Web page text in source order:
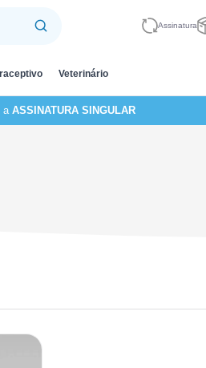
Assinatura
Veterinário
aASSINATURA SINGULAR